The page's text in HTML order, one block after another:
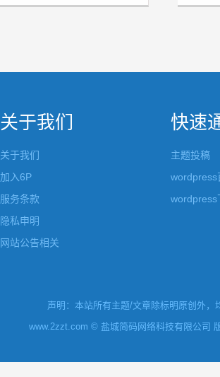
关于我们
关于我们
加入6P
服务条款
隐私申明
网站公告相关
快速
主题投稿
wordpress
wordpress
声明：本站所有主题/文章除标明原创外
www.2zzt.com © 盐城简码网络科技有限公司